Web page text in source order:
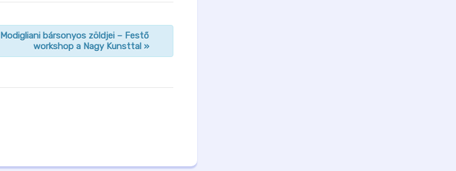
Modigliani bársonyos zöldjei – Festő
workshop a Nagy Kunsttal »